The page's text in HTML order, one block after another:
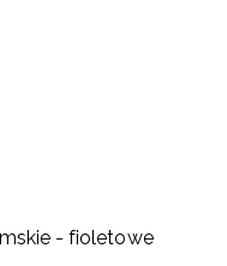
- fioletowe